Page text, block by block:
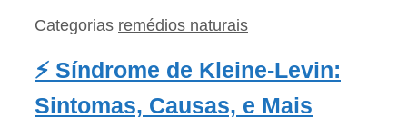
Categorias remédios naturais
⚡ Síndrome de Kleine-Levin:
Sintomas, Causas, e Mais